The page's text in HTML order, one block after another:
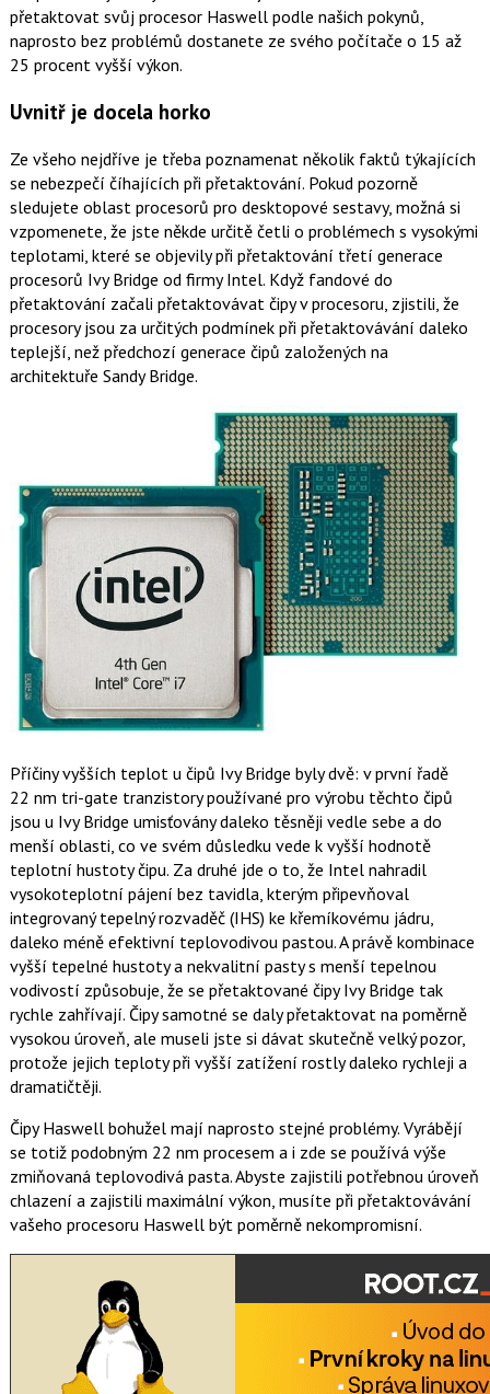
přetaktovat svůj procesor Haswell podle našich pokynů,
naprosto bez problémů dostanete ze svého počítače o 15 až
25 procent vyšší výkon.
Uvnitř je docela horko
Ze všeho nejdříve je třeba poznamenat několik faktů týkajících
se nebezpečí číhajících při přetaktování. Pokud pozorně
sledujete oblast procesorů pro desktopové sestavy, možná si
vzpomenete, že jste někde určitě četli o problémech s vysokými
teplotami, které se objevily při přetaktování třetí generace
procesorů Ivy Bridge od firmy Intel. Když fandové do
přetaktování začali přetaktovávat čipy v procesoru, zjistili, že
procesory jsou za určitých podmínek při přetaktovávání daleko
teplejší, než předchozí generace čipů založených na
architektuře Sandy Bridge.
Příčiny vyšších teplot u čipů Ivy Bridge byly dvě: v první řadě
22 nm tri-gate tranzistory používané pro výrobu těchto čipů
jsou u Ivy Bridge umisťovány daleko těsněji vedle sebe a do
menší oblasti, co ve svém důsledku vede k vyšší hodnotě
teplotní hustoty čipu. Za druhé jde o to, že Intel nahradil
vysokoteplotní pájení bez tavidla, kterým připevňoval
integrovaný tepelný rozvaděč (IHS) ke křemíkovému jádru,
daleko méně efektivní teplovodivou pastou. A právě kombinace
vyšší tepelné hustoty a nekvalitní pasty s menší tepelnou
vodivostí způsobuje, že se přetaktované čipy Ivy Bridge tak
rychle zahřívají. Čipy samotné se daly přetaktovat na poměrně
vysokou úroveň, ale museli jste si dávat skutečně velký pozor,
protože jejich teploty při vyšší zatížení rostly daleko rychleji a
dramatičtěji.
Čipy Haswell bohužel mají naprosto stejné problémy. Vyrábějí
se totiž podobným 22 nm procesem a i zde se používá výše
zmiňovaná teplovodivá pasta. Abyste zajistili potřebnou úroveň
chlazení a zajistili maximální výkon, musíte při přetaktovávání
vašeho procesoru Haswell být poměrně nekompromisní.